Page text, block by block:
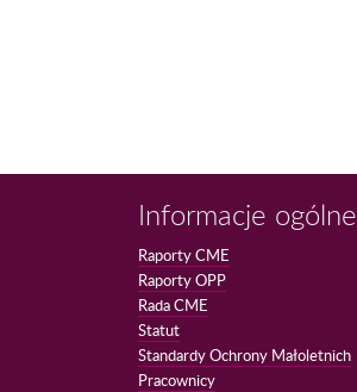
Informacje ogólne
Raporty CME
Raporty OPP
Rada CME
Statut
Standardy Ochrony Małoletnich
Pracownicy